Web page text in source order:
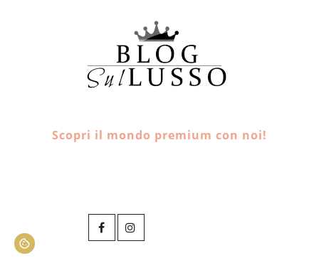
Scopri il mondo premium con noi!